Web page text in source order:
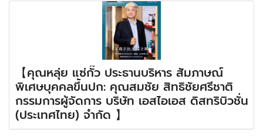
【คุณหลุ่ย แซ่กั๊ว ประธานบริหาร สัมภาษณ์
พิเศษบุคคลขึ้นปก: คุณสมชัย สิทธิชัยศรีชาติ
กรรมการผู้จัดการ บริษัท เอสไอเอส ดิสทริบิวชั่น
(ประเทศไทย) จำกัด 】